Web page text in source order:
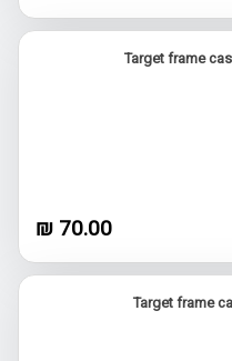
Target frame
70.00 ₪
Target frame